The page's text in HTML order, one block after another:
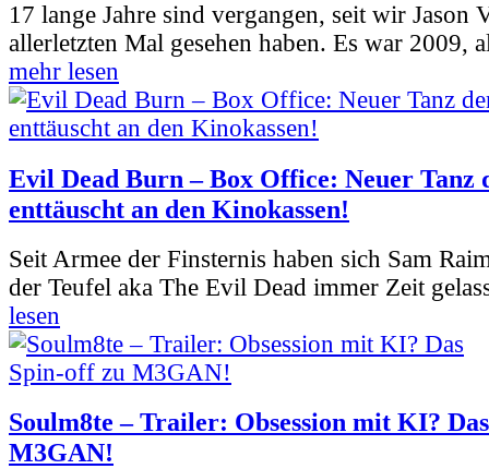
17 lange Jahre sind vergangen, seit wir Jason
allerletzten Mal gesehen haben. Es war 2009,
mehr lesen
Evil Dead Burn – Box Office: Neuer Tanz
enttäuscht an den Kinokassen!
Seit Armee der Finsternis haben sich Sam
der Teufel aka The Evil Dead immer Zeit
lesen
Soulm8te – Trailer: Obsession mit KI?
M3GAN!